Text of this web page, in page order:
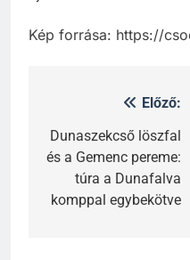
Kép forrása: https://
Előző:
Dunaszekcső löszfal
és a Gemenc pereme:
túra a Dunafalva
komppal egybekötve